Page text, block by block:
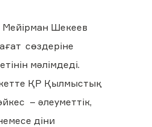
Мейірман Шекеев
сөздеріне
мәлімдеді.
ҚР Қылмыстық
– әлеуметтік,
діни